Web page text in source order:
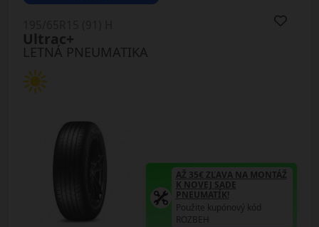
LETNÁ PNEUMATIKA
Ultrac+
AŽ 35€ ZĽAVA NA MONTÁŽ
K NOVEJ SADE
PNEUMATÍK!
Použite kupónový kód
ROZBEH